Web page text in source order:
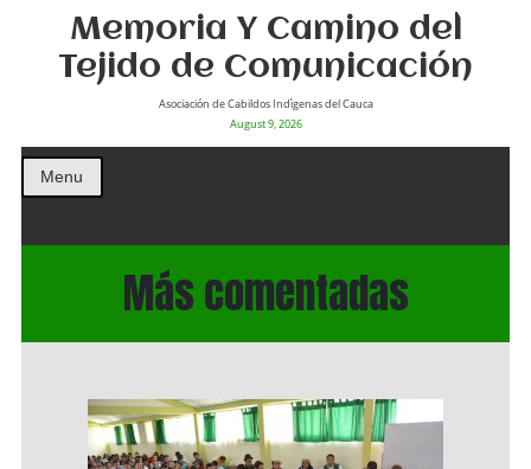
Memoria Y Camino del
Tejido de Comunicación
Asociación de Cabildos Indìgenas del Cauca
August 9, 2026
Menu
Más comentadas